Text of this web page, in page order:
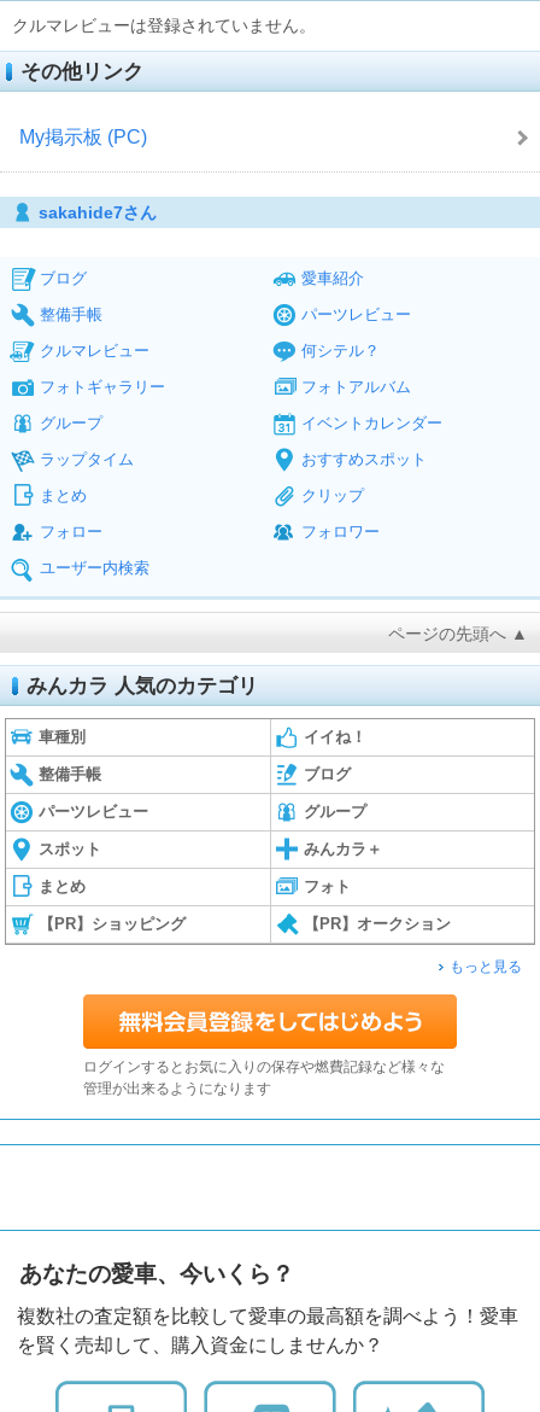
クルマレビューは登録されていません。
その他リンク
My掲示板 (PC)
sakahide7さん
ブログ
愛車紹介
整備手帳
パーツレビュー
クルマレビュー
何シテル？
フォトギャラリー
フォトアルバム
グループ
イベントカレンダー
ラップタイム
おすすめスポット
まとめ
クリップ
フォロー
フォロワー
ユーザー内検索
ページの先頭へ ▲
みんカラ 人気のカテゴリ
車種別 イイね！
整備手帳 ブログ
パーツレビュー グループ
スポット みんカラ＋
まとめ フォト
【PR】ショッピング 【PR】オークション
もっと見る
ログインするとお気に入りの保存や燃費記録など様々な
管理が出来るようになります
あなたの愛車、今いくら？
複数社の査定額を比較して愛車の最高額を調べよう！愛車
を賢く売却して、購入資金にしませんか？